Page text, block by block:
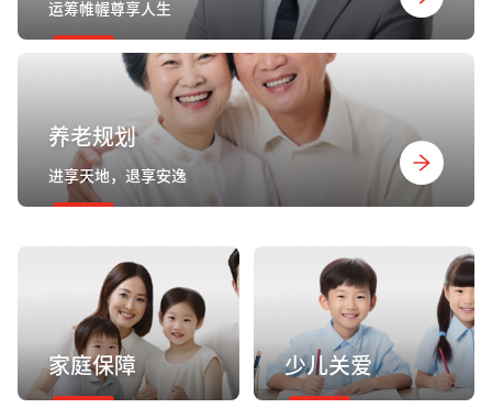
运筹帷幄尊享人生
养老规划
进享天地，退享安逸
家庭保障 少儿关爱